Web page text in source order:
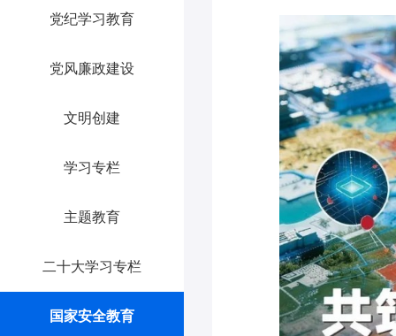
党纪学习教育
党风廉政建设
文明创建
学习专栏
主题教育
二十大学习专栏
国家安全教育